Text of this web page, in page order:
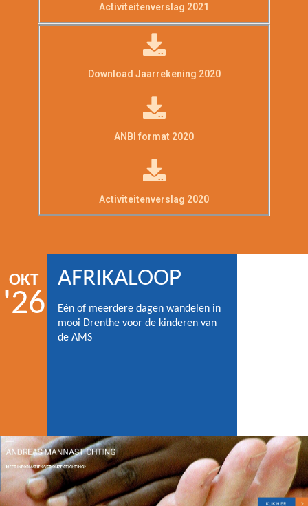
Activiteitenverslag 2021
Download Jaarrekening 2020
ANBI format 2020
Activiteitenverslag 2020
OKT
'26
AFRIKALOOP
Eén of meerdere dagen wandelen in
mooi Drenthe voor de kinderen van
de AMS